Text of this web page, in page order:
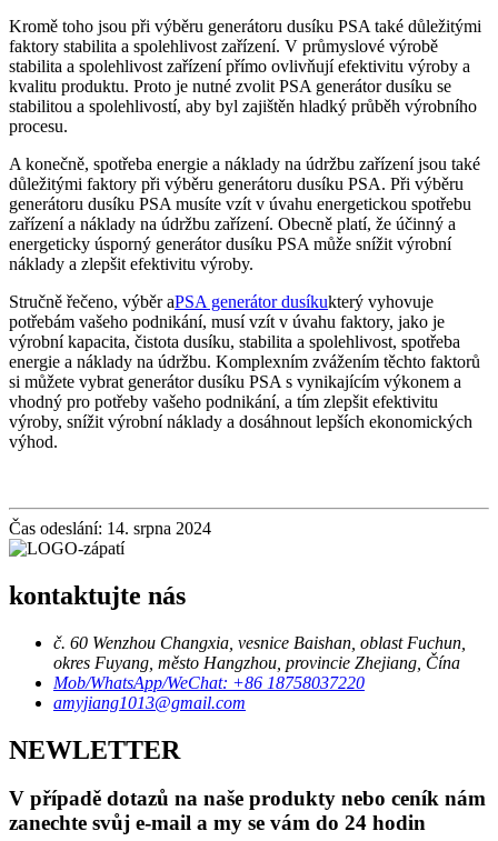
Kromě toho jsou při výběru generátoru dusíku PSA také důležitými
faktory stabilita a spolehlivost zařízení. V průmyslové výrobě
stabilita a spolehlivost zařízení přímo ovlivňují efektivitu výroby a
kvalitu produktu. Proto je nutné zvolit PSA generátor dusíku se
stabilitou a spolehlivostí, aby byl zajištěn hladký průběh výrobního
procesu.
A konečně, spotřeba energie a náklady na údržbu zařízení jsou také
důležitými faktory při výběru generátoru dusíku PSA. Při výběru
generátoru dusíku PSA musíte vzít v úvahu energetickou spotřebu
zařízení a náklady na údržbu zařízení. Obecně platí, že účinný a
energeticky úsporný generátor dusíku PSA může snížit výrobní
náklady a zlepšit efektivitu výroby.
Stručně řečeno, výběr aPSA generátor dusíkukterý vyhovuje
potřebám vašeho podnikání, musí vzít v úvahu faktory, jako je
výrobní kapacita, čistota dusíku, stabilita a spolehlivost, spotřeba
energie a náklady na údržbu. Komplexním zvážením těchto faktorů
si můžete vybrat generátor dusíku PSA s vynikajícím výkonem a
vhodný pro potřeby vašeho podnikání, a tím zlepšit efektivitu
výroby, snížit výrobní náklady a dosáhnout lepších ekonomických
výhod.
Čas odeslání: 14. srpna 2024
kontaktujte nás
č. 60 Wenzhou Changxia, vesnice Baishan, oblast Fuchun,
okres Fuyang, město Hangzhou, provincie Zhejiang, Čína
Mob/WhatsApp/WeChat: +86 18758037220
amyjiang1013@gmail.com
NEWLETTER
V případě dotazů na naše produkty nebo ceník nám
zanechte svůj e-mail a my se vám do 24 hodin